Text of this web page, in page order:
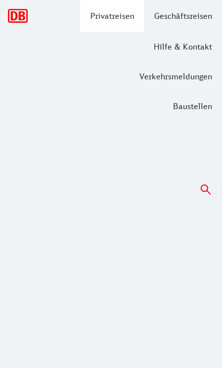
Privatreisen Geschäftsreisen
Hilfe & Kontakt
Verkehrsmeldungen
Baustellen